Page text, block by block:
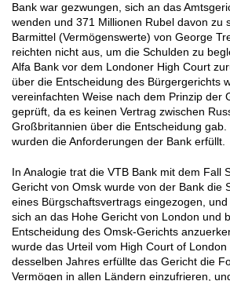
Bank war gezwungen, sich an das
wenden und 371 Millionen Rubel davon zu
Barmittel (Vermögenswerte) von George
reichten nicht aus, um die Schulden zu
Alfa Bank vor dem Londoner High Court
über die Entscheidung des Bürgergerichts
vereinfachten Weise nach dem Prinzip der
geprüft, da es keinen Vertrag zwischen
Großbritannien über die Entscheidung
wurden die Anforderungen der Bank erfüllt.
In Analogie trat die VTB Bank mit dem Fall
Gericht von Omsk wurde von der Bank die
eines Bürgschaftsvertrags eingezogen,
sich an das Hohe Gericht von London und
Entscheidung des Omsk-Gerichts
wurde das Urteil vom High Court of
desselben Jahres erfüllte das Gericht die
Vermögen in allen Ländern einzufrieren,